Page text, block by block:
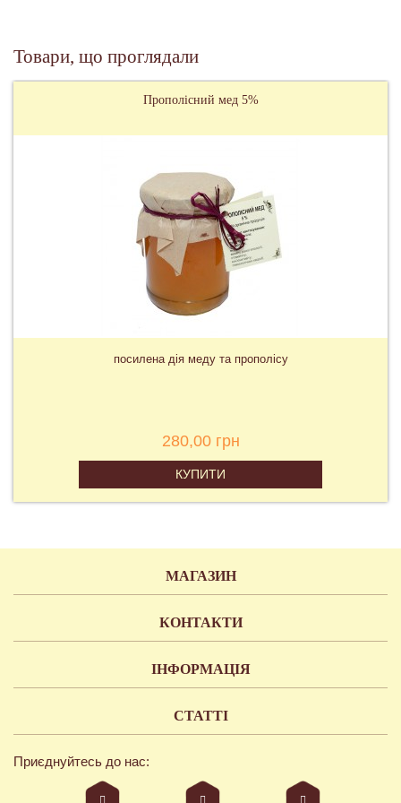
Товари, що проглядали
Прополісний мед 5%
посилена дія меду та прополісу
280,00 грн
КУПИТИ
МАГАЗИН
КОНТАКТИ
ІНФОРМАЦІЯ
СТАТТІ
Приєднуйтесь до нас: